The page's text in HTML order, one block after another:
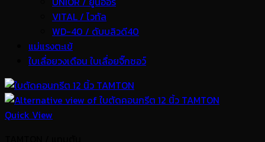
VITAL / ไวทัล
WD-40 / ดับบลิวดี40
แม่แรงตะเข้
ใบเลื่อยวงเดือน ใบเลื่อยจิ๊กซอว์
Quick View